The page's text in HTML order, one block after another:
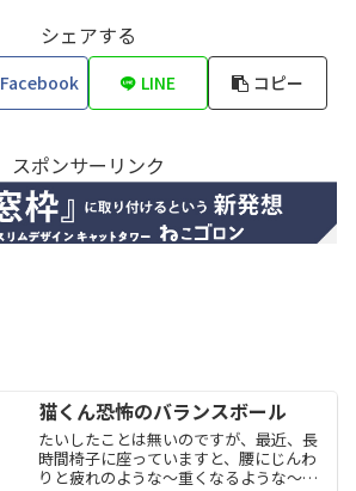
シェアする
Facebook LINE コピー
スポンサーリンク
猫くん恐怖のバランスボール
たいしたことは無いのですが、最近、長
時間椅子に座っていますと、腰にじんわ
りと疲れのような～重くなるような～そ